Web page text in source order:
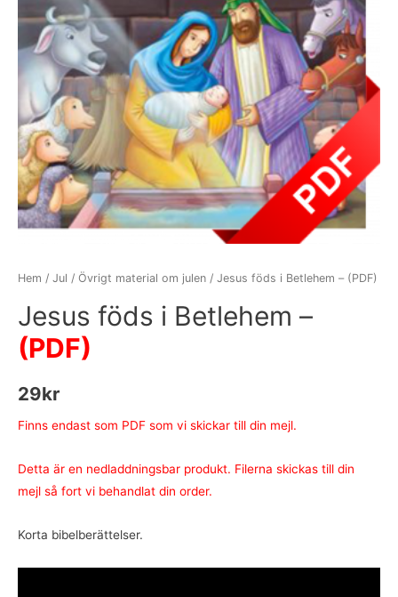
Hem / Jul / Övrigt material om julen / Jesus föds i Betlehem – (PDF)
Jesus föds i Betlehem –
(PDF)
29kr
Finns endast som PDF som vi skickar till din mejl.
Detta är en nedladdningsbar produkt. Filerna skickas till din
mejl så fort vi behandlat din order.
Korta bibelberättelser.